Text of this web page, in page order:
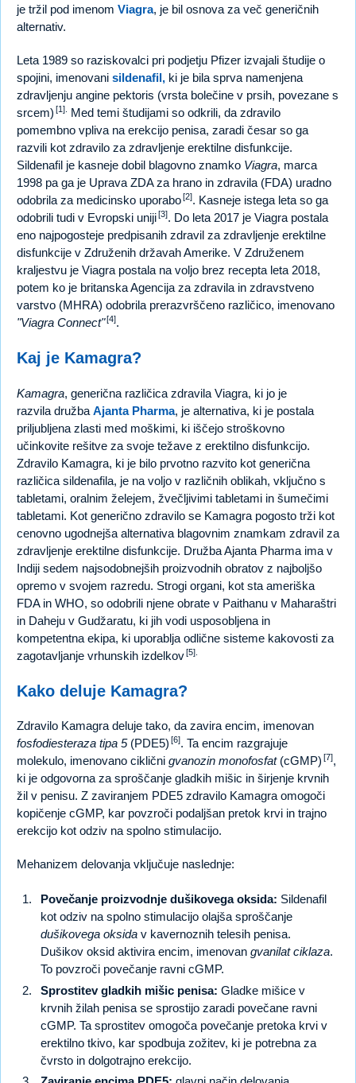
je tržil pod imenom Viagra, je bil osnova za več generičnih
alternativ.
Leta 1989 so raziskovalci pri podjetju Pfizer izvajali študije o
spojini, imenovani sildenafil, ki je bila sprva namenjena
zdravljenju angine pektoris (vrsta bolečine v prsih, povezane s
srcem) [1].
Med temi študijami so odkrili, da zdravilo
pomembno vpliva na erekcijo penisa, zaradi česar so ga
razvili kot zdravilo za zdravljenje erektilne disfunkcije.
Sildenafil je kasneje dobil blagovno znamko Viagra, marca
1998 pa ga je Uprava ZDA za hrano in zdravila (FDA) uradno
odobrila za medicinsko uporabo[2]. Kasneje istega leta so ga
odobrili tudi v Evropski uniji[3]. Do leta 2017 je Viagra postala
eno najpogosteje predpisanih zdravil za zdravljenje erektilne
disfunkcije v Združenih državah Amerike. V Združenem
kraljestvu je Viagra postala na voljo brez recepta leta 2018,
potem ko je britanska Agencija za zdravila in zdravstveno
varstvo (MHRA) odobrila prerazvrščeno različico, imenovano
"Viagra Connect"[4].
Kaj je Kamagra?
Kamagra, generična različica zdravila Viagra, ki jo je
razvila družba Ajanta Pharma, je alternativa, ki je postala
priljubljena zlasti med moškimi, ki iščejo stroškovno
učinkovite rešitve za svoje težave z erektilno disfunkcijo.
Zdravilo Kamagra, ki je bilo prvotno razvito kot generična
različica sildenafila, je na voljo v različnih oblikah, vključno s
tabletami, oralnim želejem, žvečljivimi tabletami in šumečimi
tabletami. Kot generično zdravilo se Kamagra pogosto trži kot
cenovno ugodnejša alternativa blagovnim znamkam zdravil za
zdravljenje erektilne disfunkcije. Družba Ajanta Pharma ima v
Indiji sedem najsodobnejših proizvodnih obratov z najboljšo
opremo v svojem razredu. Strogi organi, kot sta ameriška
FDA in WHO, so odobrili njene obrate v Paithanu v Maharaštri
in Daheju v Gudžaratu, ki jih vodi usposobljena in
kompetentna ekipa, ki uporablja odlične sisteme kakovosti za
zagotavljanje vrhunskih izdelkov[5].
Kako deluje Kamagra?
Zdravilo Kamagra deluje tako, da zavira encim, imenovan
fosfodiesteraza tipa 5(PDE5) [6]. Ta encim razgrajuje
molekulo, imenovano ciklični gvanozin monofosfat(cGMP) [7],
ki je odgovorna za sproščanje gladkih mišic in širjenje krvnih
žil v penisu. Z zaviranjem PDE5 zdravilo Kamagra omogoči
kopičenje cGMP, kar povzroči podaljšan pretok krvi in trajno
erekcijo kot odziv na spolno stimulacijo.
Mehanizem delovanja vključuje naslednje:
Povečanje proizvodnje dušikovega oksida: Sildenafil
kot odziv na spolno stimulacijo olajša sproščanje
dušikovega oksida v kavernoznih telesih penisa.
Dušikov oksid aktivira encim, imenovan gvanilat ciklaza.
To povzroči povečanje ravni cGMP.
Sprostitev gladkih mišic penisa: Gladke mišice v
krvnih žilah penisa se sprostijo zaradi povečane ravni
cGMP. Ta sprostitev omogoča povečanje pretoka krvi v
erektilno tkivo, kar spodbuja zožitev, ki je potrebna za
čvrsto in dolgotrajno erekcijo.